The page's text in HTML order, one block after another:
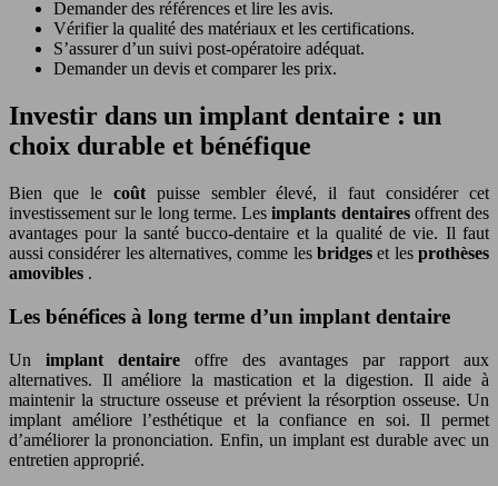
Demander des références et lire les avis.
Vérifier la qualité des matériaux et les certifications.
S’assurer d’un suivi post-opératoire adéquat.
Demander un devis et comparer les prix.
Investir dans un implant dentaire : un
choix durable et bénéfique
Bien que le coût puisse sembler élevé, il faut considérer cet
investissement sur le long terme. Lesimplants dentaires offrent des
avantages pour la santé bucco-dentaire et la qualité de vie. Il faut
aussi considérer les alternatives, comme les bridgeset lesprothèses
amovibles .
Les bénéfices à long terme d’un implant dentaire
Un implant dentaire offre des avantages par rapport aux
alternatives. Il améliore la mastication et la digestion. Il aide à
maintenir la structure osseuse et prévient la résorption osseuse. Un
implant améliore l’esthétique et la confiance en soi. Il permet
d’améliorer la prononciation. Enfin, un implant est durable avec un
entretien approprié.